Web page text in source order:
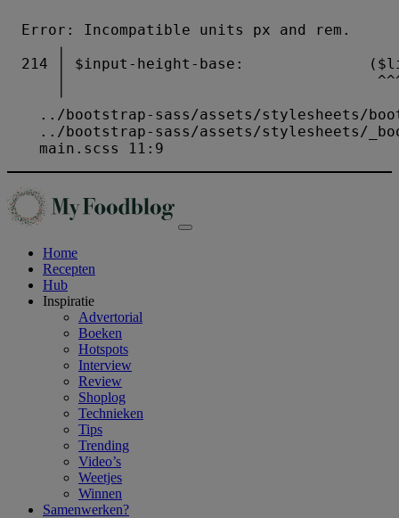
Home
Recepten
Hub
Inspiratie
Advertorial
Boeken
Hotspots
Interview
Review
Shoplog
Technieken
Tips
Trending
Video’s
Weetjes
Winnen
Samenwerken?